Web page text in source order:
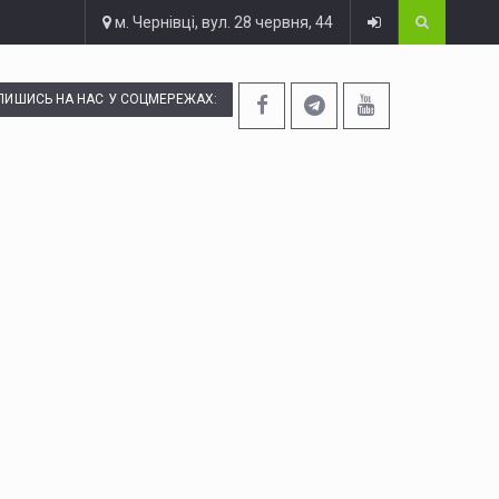
м. Чернівці, вул. 28 червня, 44
НА НАС У СОЦМЕРЕЖАХ: